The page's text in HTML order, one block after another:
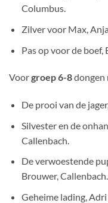
Columbus.
Zilver voor Max,
Pas op voor de boef,
Voorgroep 6-8dongen
De prooi van de
Silvester en de
Callenbach.
De verwoestende
Brouwer, Callenbach.
Geheime lading,